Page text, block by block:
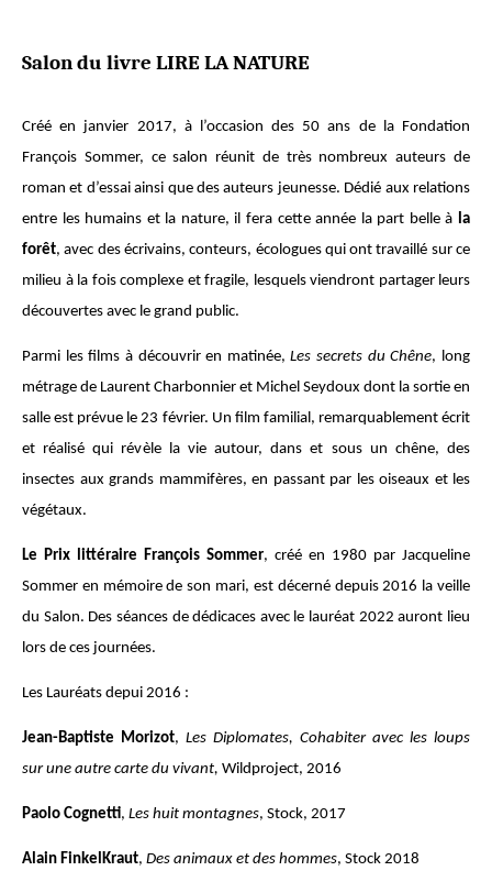
Salon du livre LIRE LA NATURE
Créé en janvier 2017, à l’occasion des 50 ans de la Fondation
François Sommer, ce salon réunit de très nombreux auteurs de
roman et d’essai ainsi que des auteurs jeunesse. Dédié aux relations
entre les humains et la nature, il fera cette année la part belle à la
forêt, avec des écrivains, conteurs, écologues qui ont travaillé sur ce
milieu à la fois complexe et fragile, lesquels viendront partager leurs
découvertes avec le grand public.
Parmi les films à découvrir en matinée,Les secrets du Chêne, long
métrage de Laurent Charbonnier et Michel Seydoux dont la sortie en
salle est prévue le 23 février. Un film familial, remarquablement écrit
et réalisé qui révèle la vie autour, dans et sous un chêne, des
insectes aux grands mammifères, en passant par les oiseaux et les
végétaux.
Le Prix littéraire François Sommer, créé en 1980 par Jacqueline
Sommer en mémoire de son mari, est décerné depuis 2016 la veille
du Salon. Des séances de dédicaces avec le lauréat 2022 auront lieu
lors de ces journées.
Les Lauréats depui 2016 :
Jean-Baptiste Morizot, Les Diplomates, Cohabiter avec les loups
sur une autre carte du vivant, Wildproject, 2016
Paolo Cognetti, Les huit montagnes, Stock, 2017
Alain FinkelKraut, Des animaux et des hommes, Stock 2018